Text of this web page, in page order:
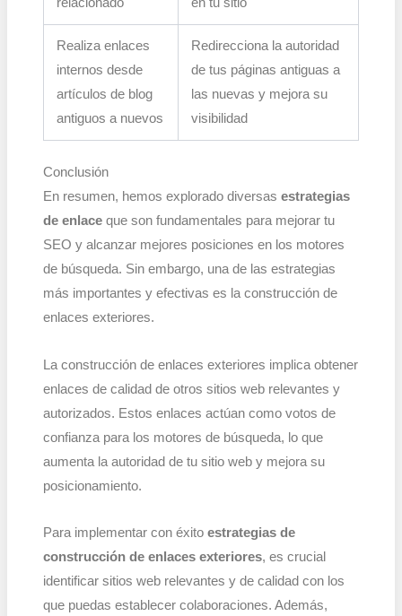
relacionado en tu sitio
Realiza enlaces
internos desde
artículos de blog
antiguos a nuevos
Redirecciona la autoridad
de tus páginas antiguas a
las nuevas y mejora su
visibilidad
Conclusión
En resumen, hemos explorado diversas estrategias
de enlaceque son fundamentales para mejorar tu
SEO y alcanzar mejores posiciones en los motores
de búsqueda. Sin embargo, una de las estrategias
más importantes y efectivas es la construcción de
enlaces exteriores.
La construcción de enlaces exteriores implica obtener
enlaces de calidad de otros sitios web relevantes y
autorizados. Estos enlaces actúan como votos de
confianza para los motores de búsqueda, lo que
aumenta la autoridad de tu sitio web y mejora su
posicionamiento.
Para implementar con éxito estrategias de
construcción de enlaces exteriores, es crucial
identificar sitios web relevantes y de calidad con los
que puedas establecer colaboraciones. Además,